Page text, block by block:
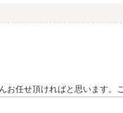
お任せ頂ければと思います。
にしております。